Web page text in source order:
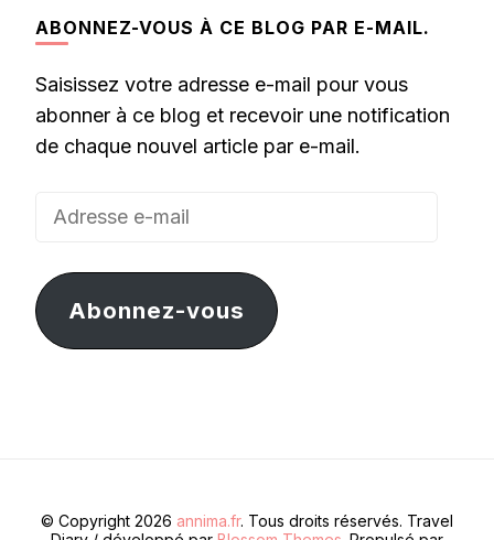
ABONNEZ-VOUS À CE BLOG PAR E-MAIL.
Saisissez votre adresse e-mail pour vous
abonner à ce blog et recevoir une notification
de chaque nouvel article par e-mail.
Adresse
mail
Abonnez-vous
© Copyright 2026 annima.fr. Tous droits réservés. Travel